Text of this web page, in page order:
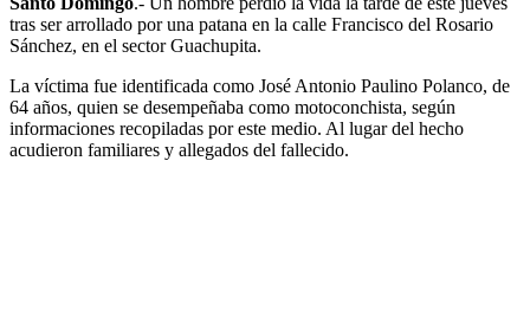
tras ser arrollado por una patana en la calle Francisco del Rosario
Sánchez, en el sector Guachupita.
La víctima fue identificada como José Antonio Paulino Polanco, de
64 años, quien se desempeñaba como motoconchista, según
informaciones recopiladas por este medio. Al lugar del hecho
acudieron familiares y allegados del fallecido.